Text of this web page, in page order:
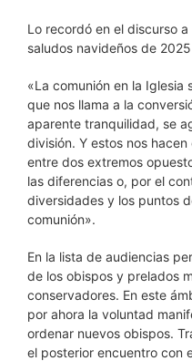
Lo recordó en el discurso
saludos navideños de
«La comunión en la Iglesia
que nos llama a la
aparente tranquilidad, se
división. Y estos nos
entre dos extremos
las diferencias o, por el
diversidades y los puntos
comunión».
En la lista de audiencias
de los obispos y prelados
conservadores. En este
por ahora la voluntad
ordenar nuevos obispos.
el posterior encuentro con